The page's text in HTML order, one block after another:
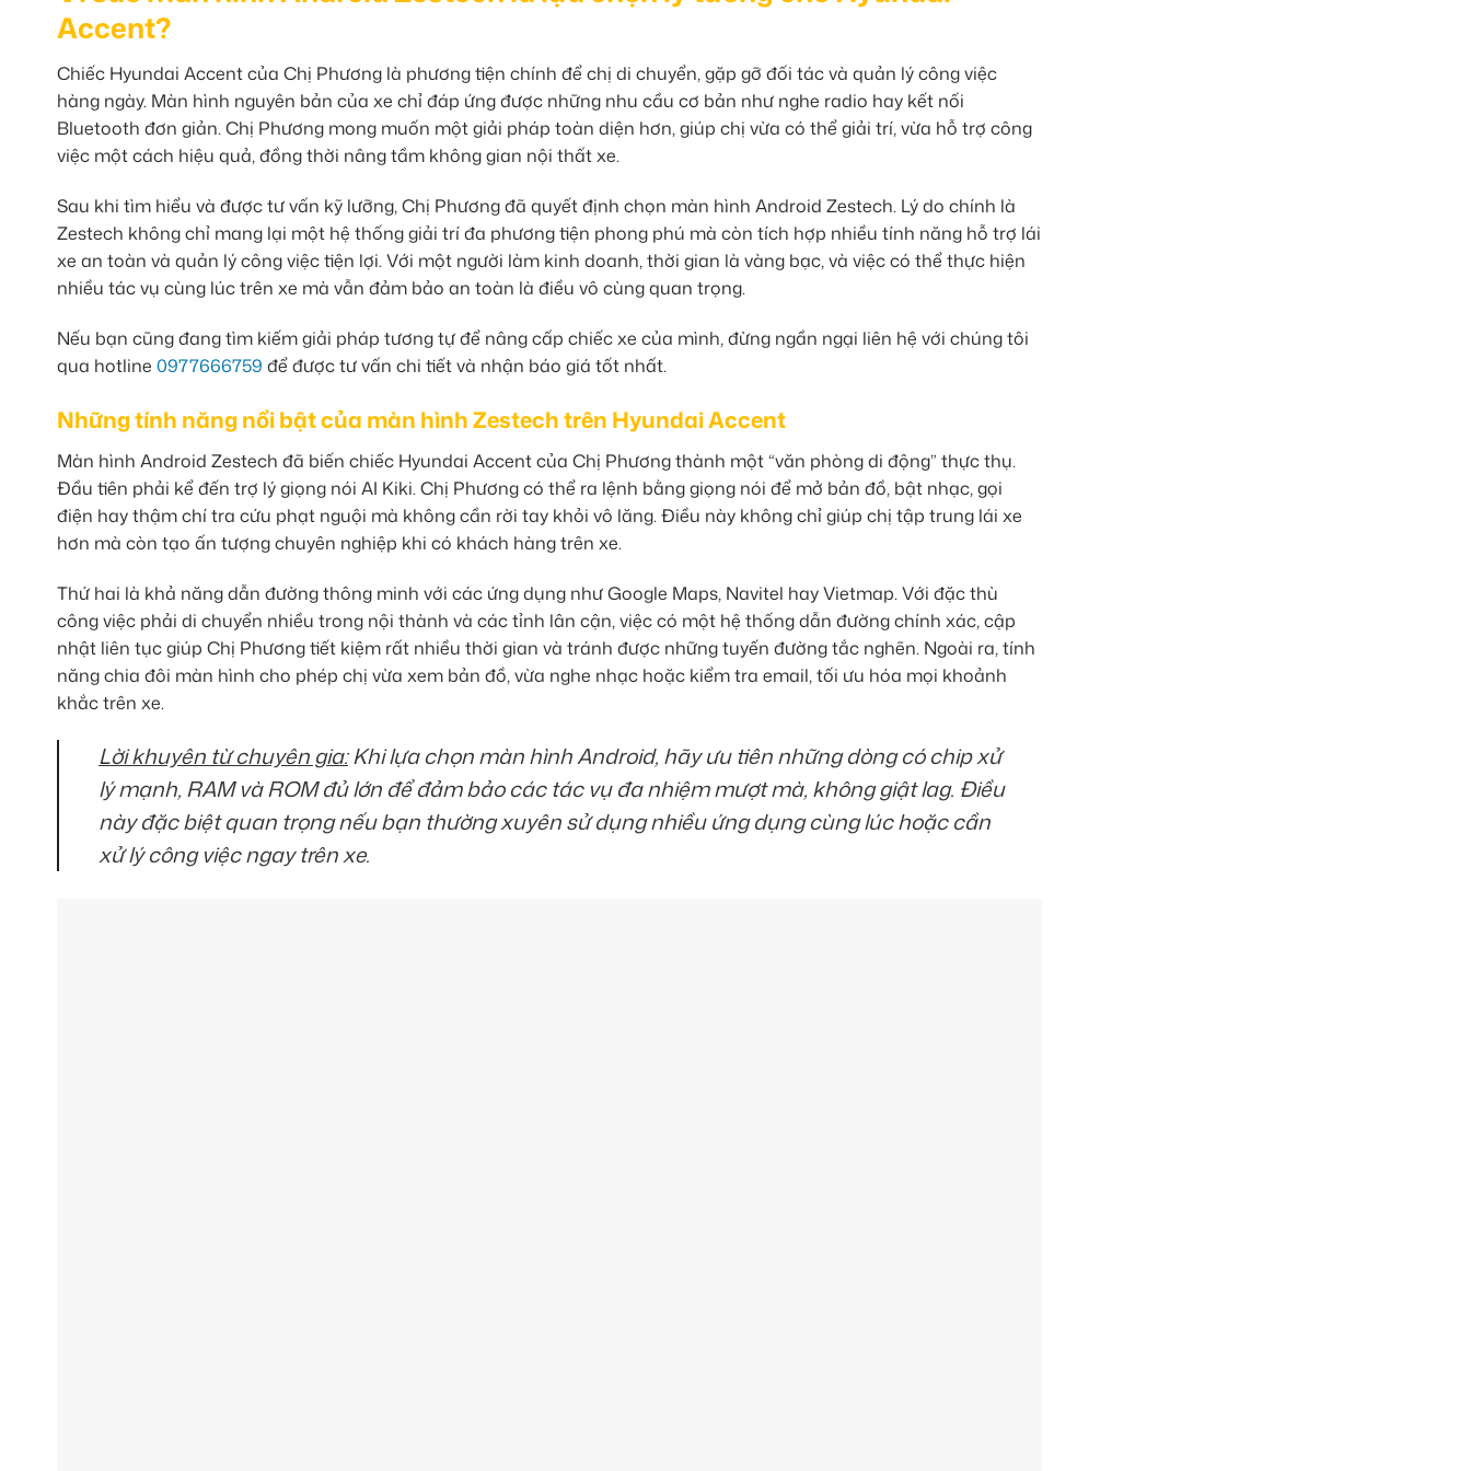
Accent?
Chiếc Hyundai Accent của Chị Phương là phương tiện chính để chị di chuyển, gặp gỡ đối tác và quản lý công việc
hàng ngày. Màn hình nguyên bản của xe chỉ đáp ứng được những nhu cầu cơ bản như nghe radio hay kết nối
Bluetooth đơn giản. Chị Phương mong muốn một giải pháp toàn diện hơn, giúp chị vừa có thể giải trí, vừa hỗ trợ công
việc một cách hiệu quả, đồng thời nâng tầm không gian nội thất xe.
Sau khi tìm hiểu và được tư vấn kỹ lưỡng, Chị Phương đã quyết định chọn màn hình Android Zestech. Lý do chính là
Zestech không chỉ mang lại một hệ thống giải trí đa phương tiện phong phú mà còn tích hợp nhiều tính năng hỗ trợ lái
xe an toàn và quản lý công việc tiện lợi. Với một người làm kinh doanh, thời gian là vàng bạc, và việc có thể thực hiện
nhiều tác vụ cùng lúc trên xe mà vẫn đảm bảo an toàn là điều vô cùng quan trọng.
Nếu bạn cũng đang tìm kiếm giải pháp tương tự để nâng cấp chiếc xe của mình, đừng ngần ngại liên hệ với chúng tôi
qua hotline 0977666759 để được tư vấn chi tiết và nhận báo giá tốt nhất.
Những tính năng nổi bật của màn hình Zestech trên Hyundai Accent
Màn hình Android Zestech đã biến chiếc Hyundai Accent của Chị Phương thành một “văn phòng di động” thực thụ.
Đầu tiên phải kể đến trợ lý giọng nói AI Kiki. Chị Phương có thể ra lệnh bằng giọng nói để mở bản đồ, bật nhạc, gọi
điện hay thậm chí tra cứu phạt nguội mà không cần rời tay khỏi vô lăng. Điều này không chỉ giúp chị tập trung lái xe
hơn mà còn tạo ấn tượng chuyên nghiệp khi có khách hàng trên xe.
Thứ hai là khả năng dẫn đường thông minh với các ứng dụng như Google Maps, Navitel hay Vietmap. Với đặc thù
công việc phải di chuyển nhiều trong nội thành và các tỉnh lân cận, việc có một hệ thống dẫn đường chính xác, cập
nhật liên tục giúp Chị Phương tiết kiệm rất nhiều thời gian và tránh được những tuyến đường tắc nghẽn. Ngoài ra, tính
năng chia đôi màn hình cho phép chị vừa xem bản đồ, vừa nghe nhạc hoặc kiểm tra email, tối ưu hóa mọi khoảnh
khắc trên xe.
Lời khuyên từ chuyên gia:Khi lựa chọn màn hình Android, hãy ưu tiên những dòng có chip xử
lý mạnh, RAM và ROM đủ lớn để đảm bảo các tác vụ đa nhiệm mượt mà, không giật lag. Điều
này đặc biệt quan trọng nếu bạn thường xuyên sử dụng nhiều ứng dụng cùng lúc hoặc cần
xử lý công việc ngay trên xe.